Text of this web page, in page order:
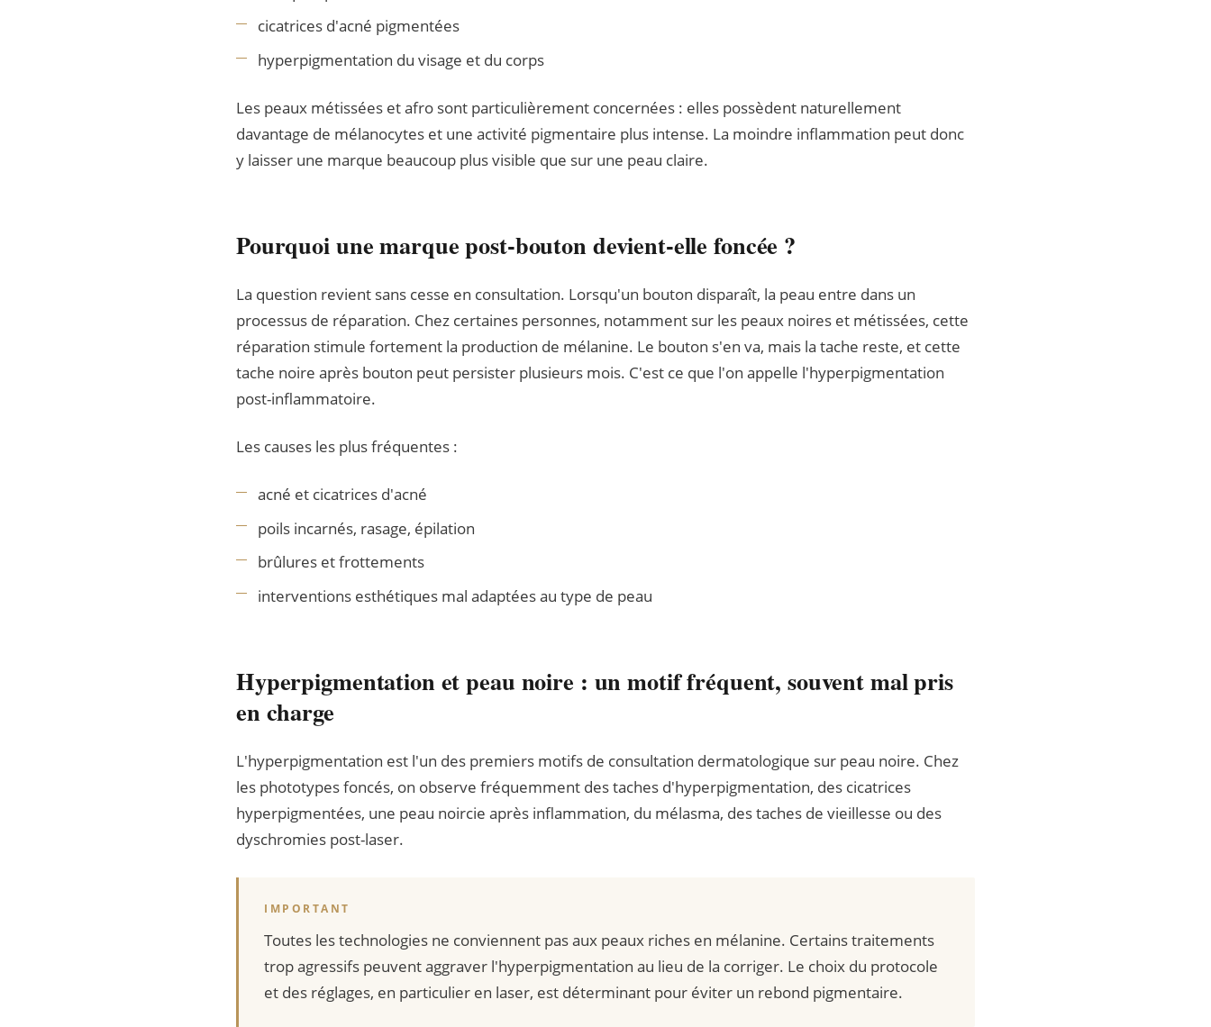
cicatrices d'acné pigmentées
hyperpigmentation du visage et du corps
Les peaux métissées et afro sont particulièrement concernées : elles possèdent naturellement
davantage de mélanocytes et une activité pigmentaire plus intense. La moindre inflammation peut donc
y laisser une marque beaucoup plus visible que sur une peau claire.
Pourquoi une marque post-bouton devient-elle foncée ?
La question revient sans cesse en consultation. Lorsqu'un bouton disparaît, la peau entre dans un
processus de réparation. Chez certaines personnes, notamment sur les peaux noires et métissées, cette
réparation stimule fortement la production de mélanine. Le bouton s'en va, mais la tache reste, et cette
tache noire après bouton peut persister plusieurs mois. C'est ce que l'on appelle l'hyperpigmentation
post-inflammatoire.
Les causes les plus fréquentes :
acné et cicatrices d'acné
poils incarnés, rasage, épilation
brûlures et frottements
interventions esthétiques mal adaptées au type de peau
Hyperpigmentation et peau noire : un motif fréquent, souvent mal pris
en charge
L'hyperpigmentation est l'un des premiers motifs de consultation dermatologique sur peau noire. Chez
les phototypes foncés, on observe fréquemment des taches d'hyperpigmentation, des cicatrices
hyperpigmentées, une peau noircie après inflammation, du mélasma, des taches de vieillesse ou des
dyschromies post-laser.
IMPORTANT
Toutes les technologies ne conviennent pas aux peaux riches en mélanine. Certains traitements
trop agressifs peuvent aggraver l'hyperpigmentation au lieu de la corriger. Le choix du protocole
et des réglages, en particulier en laser, est déterminant pour éviter un rebond pigmentaire.